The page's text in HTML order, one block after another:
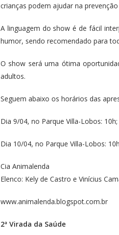
crianças podem ajudar na
A linguagem do show é de fácil
humor, sendo recomendado para
O show será uma ótima
adultos.
Seguem abaixo os horários das
Dia 9/04, no Parque Villa-Lobos:
Dia 10/04, no Parque Villa-Lobos:
Cia Animalenda
Elenco: Kely de Castro e Vinícius
www.animalenda.blogspot.com.br
2ª Virada da Saúde